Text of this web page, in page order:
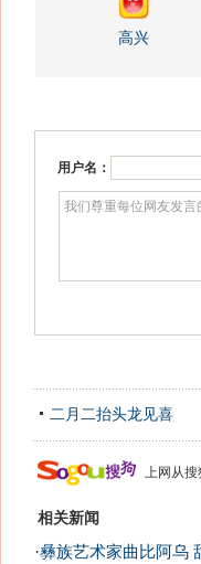
高兴
用户名：
二月二抬头龙见喜
上网从搜
相关新闻
·彝族艺术家曲比阿乌